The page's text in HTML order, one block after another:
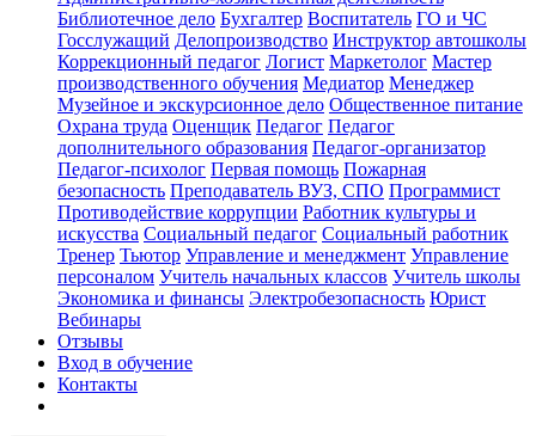
Библиотечное дело Бухгалтер Воспитатель ГО и ЧС
Госслужащий Делопроизводство Инструктор автошколы
Коррекционный педагог Логист Маркетолог Мастер
производственного обучения Медиатор Менеджер
Музейное и экскурсионное дело Общественное питание
Охрана труда Оценщик Педагог Педагог
дополнительного образования Педагог-организатор
Педагог-психолог Первая помощь Пожарная
безопасность Преподаватель ВУЗ, СПО Программист
Противодействие коррупции Работник культуры и
искусства Социальный педагог Социальный работник
Тренер Тьютор Управление и менеджмент Управление
персоналом Учитель начальных классов Учитель школы
Экономика и финансы Электробезопасность Юрист
Вебинары
Отзывы
Вход в обучение
Контакты